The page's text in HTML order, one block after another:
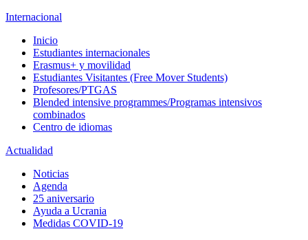
Internacional
Inicio
Estudiantes internacionales
Erasmus+ y movilidad
Estudiantes Visitantes (Free Mover Students)
Profesores/PTGAS
Blended intensive programmes/Programas intensivos
combinados
Centro de idiomas
Actualidad
Noticias
Agenda
25 aniversario
Ayuda a Ucrania
Medidas COVID-19